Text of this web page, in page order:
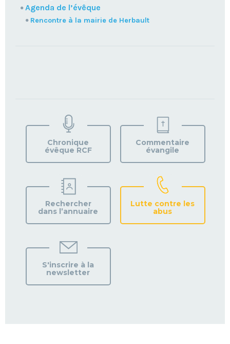
Agenda de l’évêque
Rencontre à la mairie de Herbault
VOTRE
PAROISSE
Chronique
évêque RCF
Commentaire
évangile
Rechercher
dans l’annuaire
Lutte contre les
abus
S'inscrire à la
newsletter